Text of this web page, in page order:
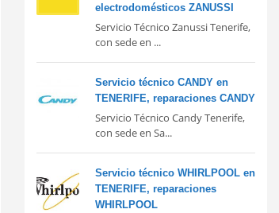
electrodomésticos ZANUSSI
Servicio Técnico Zanussi Tenerife,
con sede en ...
Servicio técnico CANDY en
TENERIFE, reparaciones CANDY
Servicio Técnico Candy Tenerife,
con sede en Sa...
Servicio técnico WHIRLPOOL en
TENERIFE, reparaciones
WHIRLPOOL